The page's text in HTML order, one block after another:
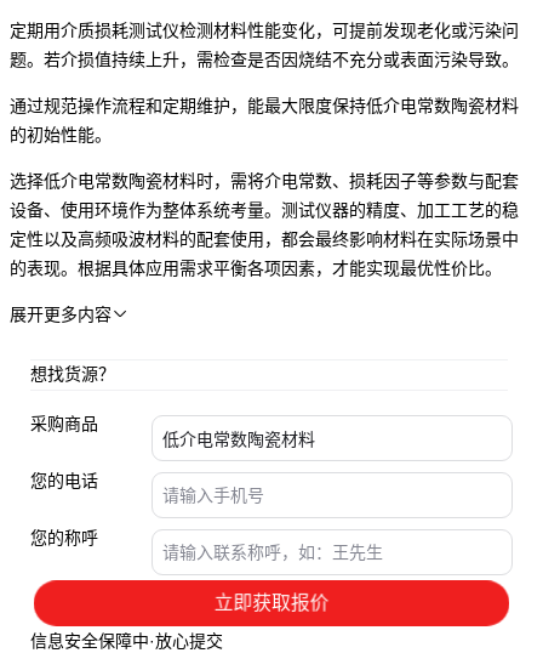
定期用介质损耗测试仪检测材料性能变化，可提前发现老化或污染问
题。若介损值持续上升，需检查是否因烧结不充分或表面污染导致。
通过规范操作流程和定期维护，能最大限度保持低介电常数陶瓷材料
的初始性能。
选择低介电常数陶瓷材料时，需将介电常数、损耗因子等参数与配套
设备、使用环境作为整体系统考量。测试仪器的精度、加工工艺的稳
定性以及高频吸波材料的配套使用，都会最终影响材料在实际场景中
的表现。根据具体应用需求平衡各项因素，才能实现最优性价比。
展开更多内容
想找货源？
采购商品
您的电话
您的称呼
立即获取报价
信息安全保障中·放心提交